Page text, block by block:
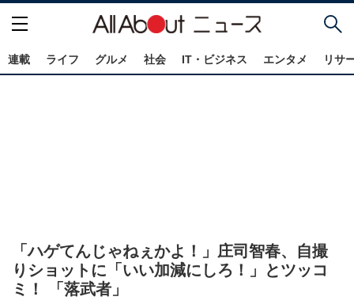
連載 ライフ グルメ 社会 IT・ビジネス エンタメ リサ
「ハゲてんじゃねぇかよ！」庄司智春、自撮
りショットに「いい加減にしろ！」とツッコ
ミ！ 「落武者」